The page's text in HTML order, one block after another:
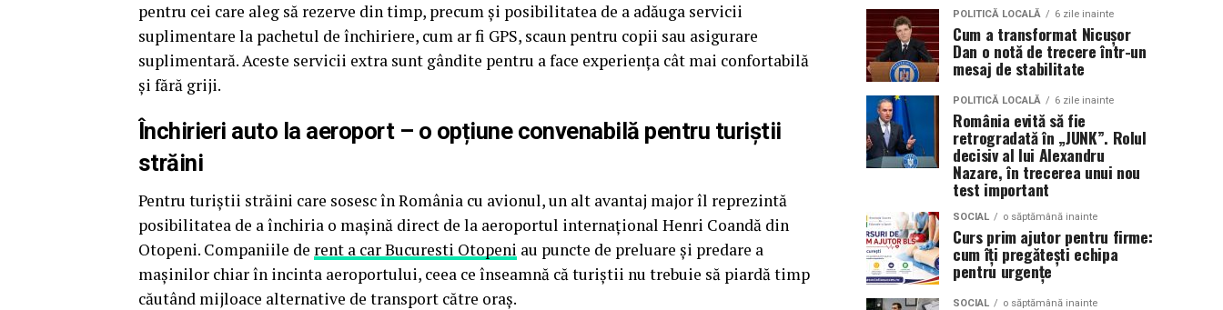
pentru cei care aleg să rezerve din timp, precum și posibilitatea de a adăuga servicii
suplimentare la pachetul de închiriere, cum ar fi GPS, scaun pentru copii sau asigurare
suplimentară. Aceste servicii extra sunt gândite pentru a face experiența cât mai confortabilă
și fără griji.
Închirieri auto la aeroport – o opțiune convenabilă pentru turiștii
străini
Pentru turiștii străini care sosesc în România cu avionul, un alt avantaj major îl reprezintă
posibilitatea de a închiria o mașină direct de la aeroportul internațional Henri Coandă din
Otopeni. Companiile de rent a car Bucuresti Otopeni au puncte de preluare și predare a
mașinilor chiar în incinta aeroportului, ceea ce înseamnă că turiștii nu trebuie să piardă timp
căutând mijloace alternative de transport către oraș.
POLITICĂ LOCALĂ 6 zile inainte
Cum a transformat Nicușor
Dan o notă de trecere într-un
mesaj de stabilitate
POLITICĂ LOCALĂ 6 zile inainte
România evită să fie
retrogradată în „JUNK”. Rolul
decisiv al lui Alexandru
Nazare, în trecerea unui nou
test important
SOCIAL o săptămână inainte
Curs prim ajutor pentru firme:
cum îți pregătești echipa
pentru urgențe
SOCIAL o săptămână inainte